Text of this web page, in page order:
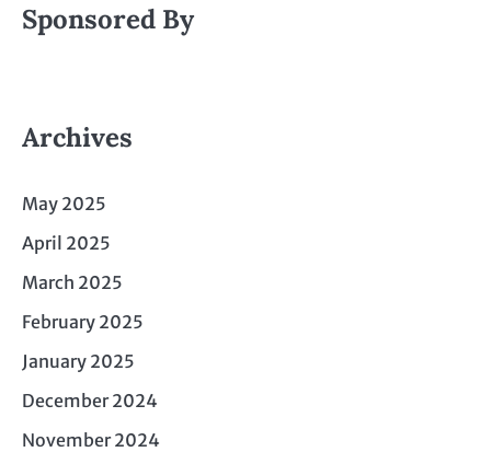
Sponsored By
Archives
May 2025
April 2025
March 2025
February 2025
January 2025
December 2024
November 2024